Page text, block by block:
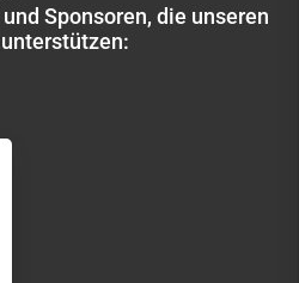
Sponsoren, die unseren